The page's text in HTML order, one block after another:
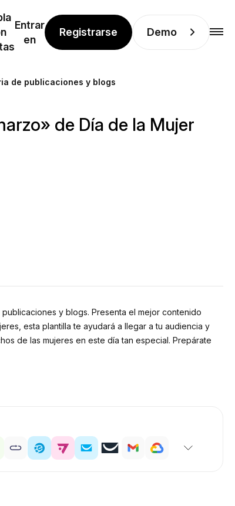
Entrar
en
Registrarse Demo
de publicaciones y blogs
de Día de la Mujer
y blogs. Presenta el mejor contenido
esta plantilla te ayudará a llegar a tu audiencia y
de las mujeres en este día tan especial. Prepárate